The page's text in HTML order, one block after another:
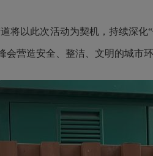
以此次活动为契机，持续深化
营造安全、整洁、文明的城市